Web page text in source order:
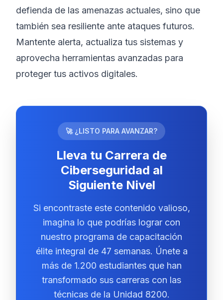
defienda de las amenazas actuales, sino que
también sea resiliente ante ataques futuros.
Mantente alerta, actualiza tus sistemas y
aprovecha herramientas avanzadas para
proteger tus activos digitales.
🚀 ¿LISTO PARA AVANZAR?
Lleva tu Carrera de
Ciberseguridad al
Siguiente Nivel
Si encontraste este contenido valioso,
imagina lo que podrías lograr con
nuestro programa de capacitación
élite integral de 47 semanas. Únete a
más de 1.200 estudiantes que han
transformado sus carreras con las
técnicas de la Unidad 8200.